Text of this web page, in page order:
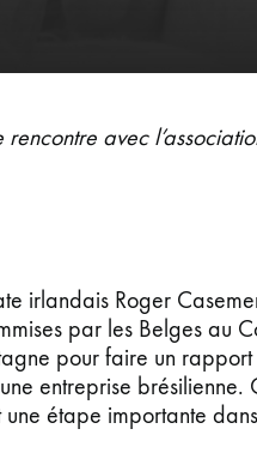
rencontre avec
irlandais Roger
par les Belges au
pour faire un rapport
entreprise brésilienne.
étape importante